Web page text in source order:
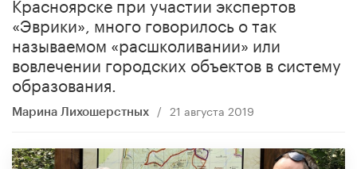
«Эврики», много говорилось о так
называемом «расшколивании» или
вовлечении городских объектов в систему
образования.
Марина Лихошерстных / 21 августа 2019